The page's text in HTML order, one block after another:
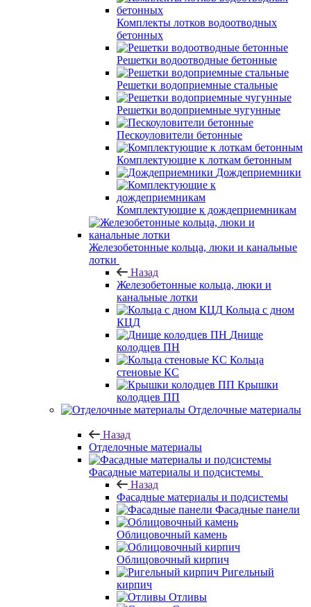
Комплекты лотков водоотводных
бетонных
Решетки водоотводные бетонные
Решетки водоприемные стальные
Решетки водоприемные чугунные
Пескоуловители бетонные
Комплектующие к лоткам бетонным
Дождеприемники
Комплектующие к дождеприемникам
Железобетонные кольца, люки и канальные
лотки
Назад
Железобетонные кольца, люки и
канальные лотки
Кольца с дном
КЦД
Днище
колодцев ПН
Кольца
стеновые КС
Крышки
колодцев ПП
Отделочные материалы
Назад
Отделочные материалы
Фасадные материалы и подсистемы
Назад
Фасадные материалы и подсистемы
Фасадные панели
Облицовочный камень
Облицовочный кирпич
Ригельный
кирпич
Отливы